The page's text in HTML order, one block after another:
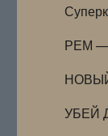
РЕМ —
УБЕЙ